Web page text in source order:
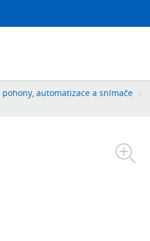
automatizace a snímače